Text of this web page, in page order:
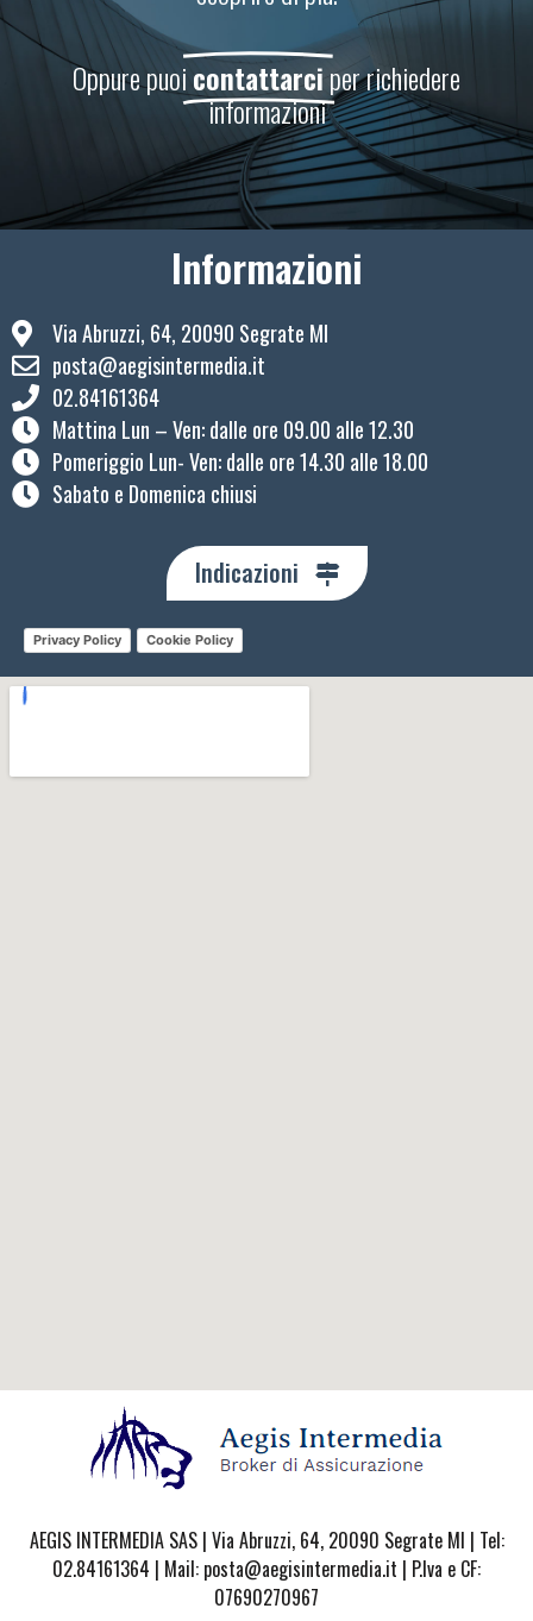
Oppure puoicontattarciper richiedere
informazioni
Informazioni
Via Abruzzi, 64, 20090 Segrate MI
posta@aegisintermedia.it
02.84161364
Mattina Lun – Ven: ​dalle ore 09.00 alle 12.30
Pomeriggio Lun- Ven: dalle ore 14.30 alle 18.00
Sabato e Domenica chiusi
Indicazioni
Privacy Policy Cookie Policy
AEGIS INTERMEDIA SAS | Via Abruzzi, 64, 20090 Segrate MI | Tel:
02.84161364 | Mail: posta@aegisintermedia.it | P.Iva e CF:
07690270967